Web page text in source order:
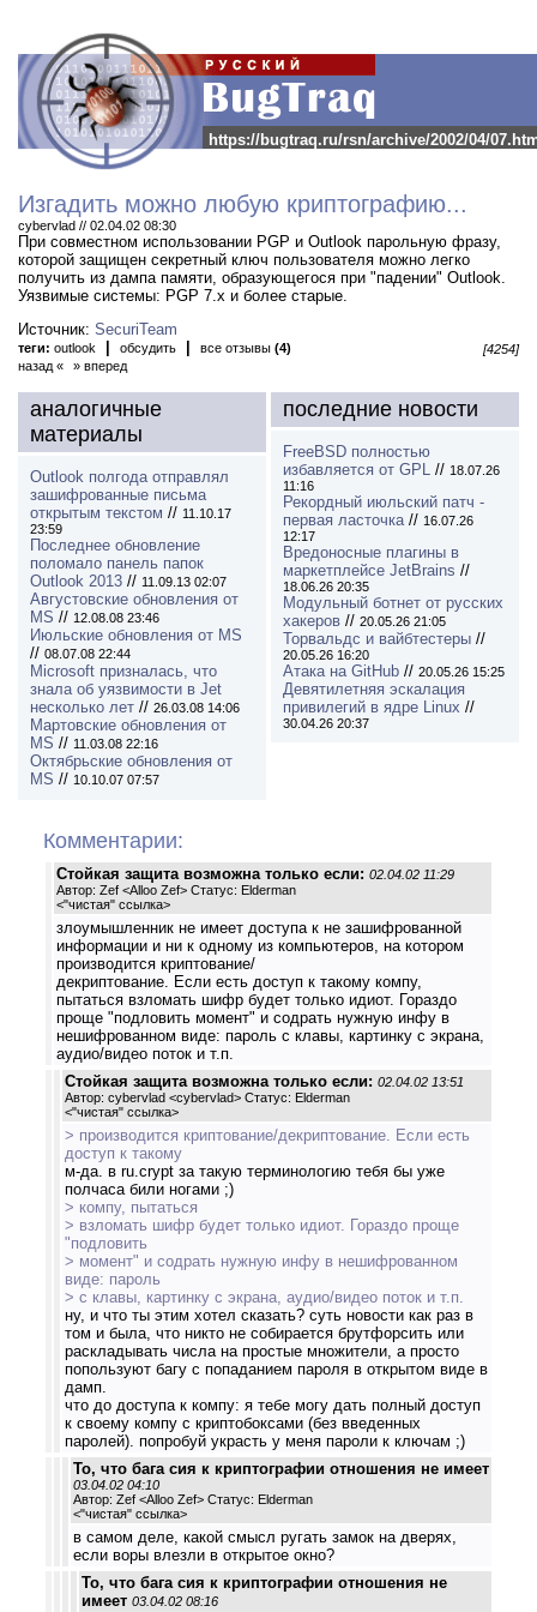
https://bugtraq.ru/rsn/archive/2002/04/
Изгадить можно любую криптографию...
cybervlad // 02.04.02 08:30
При совместном использовании PGP и Outlook парольную фразу,
которой защищен секретный ключ пользователя можно легко
получить из дампа памяти, образующегося при "падении" Outlook.
Уязвимые системы: PGP 7.x и более старые.
Источник: SecuriTeam
теги: outlook обсудить все отзывы (4)
[4254]
назад «
» вперед
аналогичные
материалы
Outlook полгода отправлял
зашифрованные письма
открытым текстом // 11.10.17
23:59
Последнее обновление
поломало панель папок
Outlook 2013 // 11.09.13 02:07
Августовские обновления от
MS // 12.08.08 23:46
Июльские обновления от MS
// 08.07.08 22:44
Microsoft призналась, что
знала об уязвимости в Jet
несколько лет // 26.03.08 14:06
Мартовские обновления от
MS // 11.03.08 22:16
Октябрьские обновления от
MS // 10.10.07 07:57
последние новости
FreeBSD полностью
избавляется от GPL // 18.07.26
11:16
Рекордный июльский патч -
первая ласточка// 16.07.26
12:17
Вредоносные плагины в
маркетплейсе JetBrains //
18.06.26 20:35
Модульный ботнет от русских
хакеров // 20.05.26 21:05
Торвальдс и вайбтестеры //
20.05.26 16:20
Атака на GitHub // 20.05.26 15:25
Девятилетняя эскалация
привилегий в ядре Linux //
30.04.26 20:37
Комментарии:
Стойкая защита возможна только если: 02.04.02 11:29
Автор: Zef <Alloo Zef> Статус: Elderman
<"чистая" ссылка>
злоумышленник не имеет доступа к не зашифрованной
информации и ни к одному из компьютеров, на котором
производится криптование/
декриптование. Если есть доступ к такому компу,
пытаться взломать шифр будет только идиот. Гораздо
проще "подловить момент" и содрать нужную инфу в
нешифрованном виде: пароль с клавы, картинку с экрана,
аудио/видео поток и т.п.
Стойкая защита возможна только если: 02.04.02 13:51
Автор: cybervlad <cybervlad> Статус: Elderman
<"чистая" ссылка>
> производится криптование/декриптование. Если есть
доступ к такому
м-да. в ru.crypt за такую терминологию тебя бы уже
полчаса били ногами ;)
> компу, пытаться
> взломать шифр будет только идиот. Гораздо проще
"подловить
> момент" и содрать нужную инфу в нешифрованном
виде: пароль
> с клавы, картинку с экрана, аудио/видео поток и т.п.
ну, и что ты этим хотел сказать? суть новости как раз в
том и была, что никто не собирается брутфорсить или
раскладывать числа на простые множители, а просто
попользуют багу с попаданием пароля в открытом виде в
дамп.
что до доступа к компу: я тебе могу дать полный доступ
к своему компу с криптобоксами (без введенных
паролей). попробуй украсть у меня пароли к ключам ;)
То, что бага сия к криптографии отношения не имеет
03.04.02 04:10
Автор: Zef <Alloo Zef> Статус: Elderman
<"чистая" ссылка>
в самом деле, какой смысл ругать замок на дверях,
если воры влезли в открытое окно?
То, что бага сия к криптографии отношения не
имеет 03.04.02 08:16